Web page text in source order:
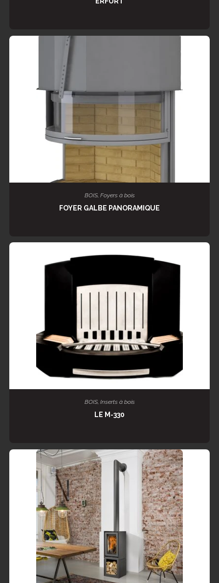
LIRE LA SUITE
BOIS, Foyers à bois
FOYER GALBE PANORAMIQUE
LIRE LA SUITE
BOIS, Inserts à bois
LE M-330